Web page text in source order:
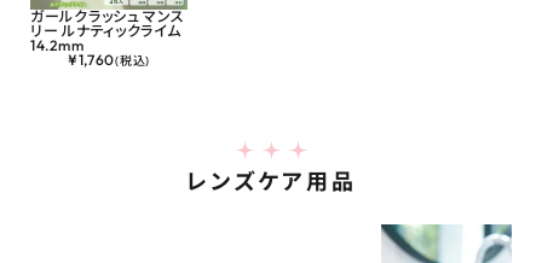
ガールクラッシュ マンス
リー ルナティックライム
14.2mm
¥1,760(税込)
レンズケア用品